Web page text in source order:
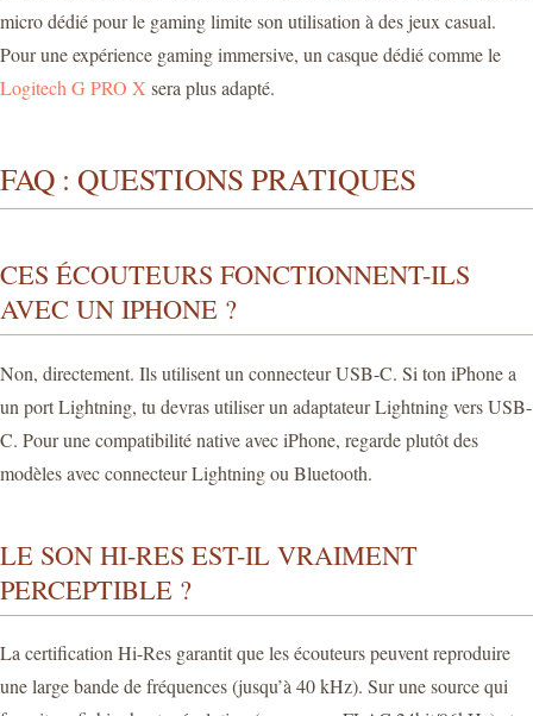
micro dédié pour le gaming limite son utilisation à des jeux casual.
Pour une expérience gaming immersive, un casque dédié comme le
Logitech G PRO X sera plus adapté.
FAQ : QUESTIONS PRATIQUES
CES ÉCOUTEURS FONCTIONNENT-ILS
AVEC UN IPHONE ?
Non, directement. Ils utilisent un connecteur USB-C. Si ton iPhone a
un port Lightning, tu devras utiliser un adaptateur Lightning vers USB-
C. Pour une compatibilité native avec iPhone, regarde plutôt des
modèles avec connecteur Lightning ou Bluetooth.
LE SON HI-RES EST-IL VRAIMENT
PERCEPTIBLE ?
La certification Hi-Res garantit que les écouteurs peuvent reproduire
une large bande de fréquences (jusqu’à 40 kHz). Sur une source qui